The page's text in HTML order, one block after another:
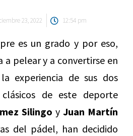
23, 2022 12:54 pm
es un grado y por eso,
a pelear y a convertirse en
experiencia de sus dos
de este deporte
Silingo y Juan Martín
del pádel, han decidido